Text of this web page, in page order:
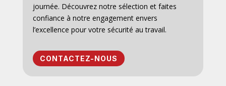
journée. Découvrez notre sélection et faites
confiance à notre engagement envers
l’excellence pour votre sécurité au travail.
CONTACTEZ-NOUS